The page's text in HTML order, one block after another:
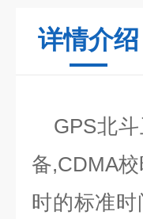
详情介绍
GPS北
备,CDMA
时的标准